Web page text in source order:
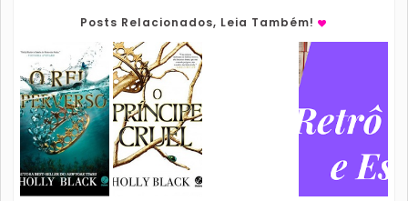
Posts Relacionados, Leia Também!